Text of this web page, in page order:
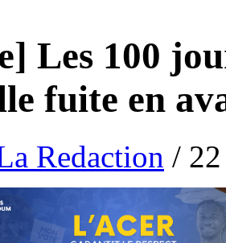
Les 100
fuite en
Redaction /